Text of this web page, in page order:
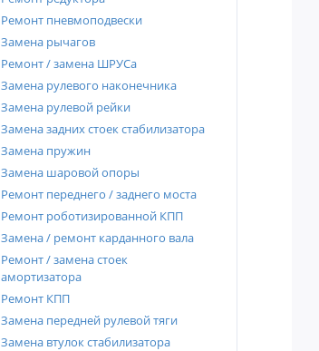
Ремонт пневмоподвески
Замена рычагов
Ремонт / замена ШРУСа
Замена рулевого наконечника
Замена рулевой рейки
Замена задних стоек стабилизатора
Замена пружин
Замена шаровой опоры
Ремонт переднего / заднего моста
Ремонт роботизированной КПП
Замена / ремонт карданного вала
Ремонт / замена стоек
амортизатора
Ремонт КПП
Замена передней рулевой тяги
Замена втулок стабилизатора